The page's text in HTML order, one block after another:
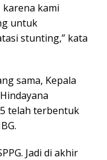
kami
untuk
stunting,” kata
sama, Kepala
telah terbentuk
Jadi di akhir